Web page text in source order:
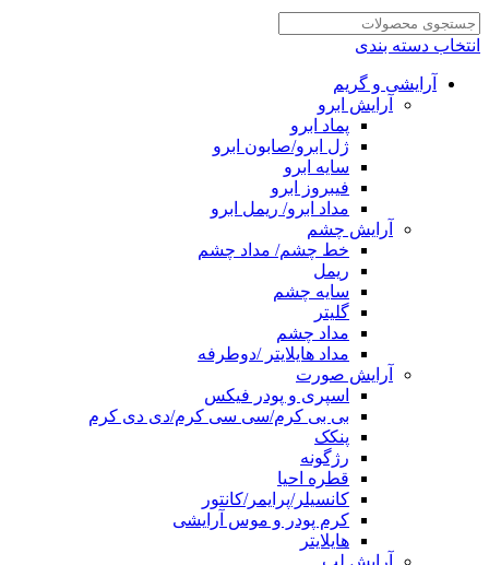
انتخاب دسته بندی
آرایشی و گریم
آرایش ابرو
پماد ابرو
ژل ابرو/صابون ابرو
سایه ابرو
فیبروز ابرو
مداد ابرو/ ریمل ابرو
آرایش چشم
خط چشم/ مداد چشم
ریمل
سایه چشم
گلیتر
مداد چشم
مداد هایلایتر /دوطرفه
آرایش صورت
اسپری و پودر فیکس
بی بی کرم/سی سی کرم/دی دی کرم
پنکک
رژگونه
قطره احیا
کانسیلر/پرایمر/کانتور
کرم پودر و موس آرایشی
هایلایتر
آرایش لب